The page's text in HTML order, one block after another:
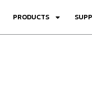
PRODUCTS